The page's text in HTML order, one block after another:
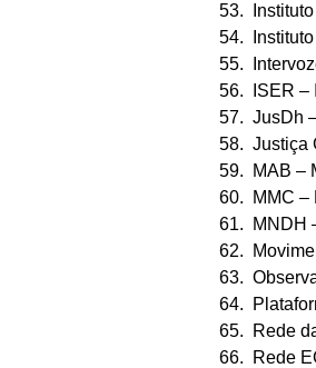
53.
54.
55.
56. ISER –
57. JusDh
58. Justiça
59. MAB –
60. MMC –
61. MNDH
62.
63.
64.
65. Rede
66. Rede